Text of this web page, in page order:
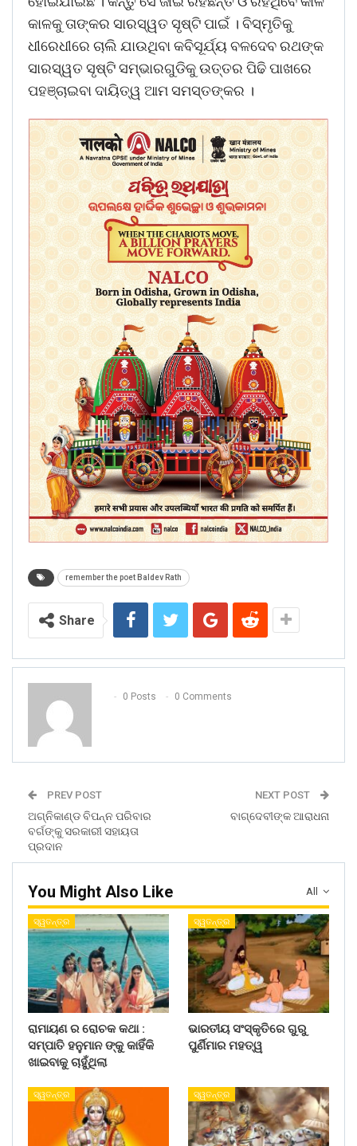
କାଳକୁ ତାଙ୍କର ସାରସ୍ୱତ ସୃଷ୍ଟି ପାଇଁ । ବିସ୍ମୃତିକୁ
ଧୀରେଧୀରେ ଚାଲି ଯାଉଥିବା କବିସୂର୍ଯ୍ୟ ବଳଦେବ ରଥଙ୍କ
ସାରସ୍ୱତ ସୃଷ୍ଟି ସମ୍ଭାରଗୁଡିକୁ ଉତ୍ତର ପିଢି ପାଖରେ
ପହଞ୍ଚାଇବା ଦାୟିତ୍ୱ ଆମ ସମସ୍ତଙ୍କର ।
remember the poet Baldev Rath
Share
0 Posts 0 Comments
PREV POST
ଅଗ୍ନିକାଣ୍ଡ ବିପନ୍ନ ପରିବାର
ବର୍ଗଙ୍କୁ ସରକାରୀ ସହାୟତା
ପ୍ରଦାନ
NEXT POST
ବାଗ୍ଦେବୀଙ୍କ ଆରାଧନା
All
You Might Also Like
ସ୍ୱତନ୍ତ୍ର
ରାମାୟଣ ର ରୋଚକ କଥା :
ସମ୍ପାତି ହନୁମାନ ଙ୍କୁ କାହିଁକି
ଖାଇବାକୁ ଚାହୁଁଥିଲା
ସ୍ୱତନ୍ତ୍ର
ଭାରତୀୟ ସଂସ୍କୃତିରେ ଗୁରୁ
ପୁର୍ଣିମାର ମହତ୍ୱ
ସ୍ୱତନ୍ତ୍ର ସ୍ୱତନ୍ତ୍ର